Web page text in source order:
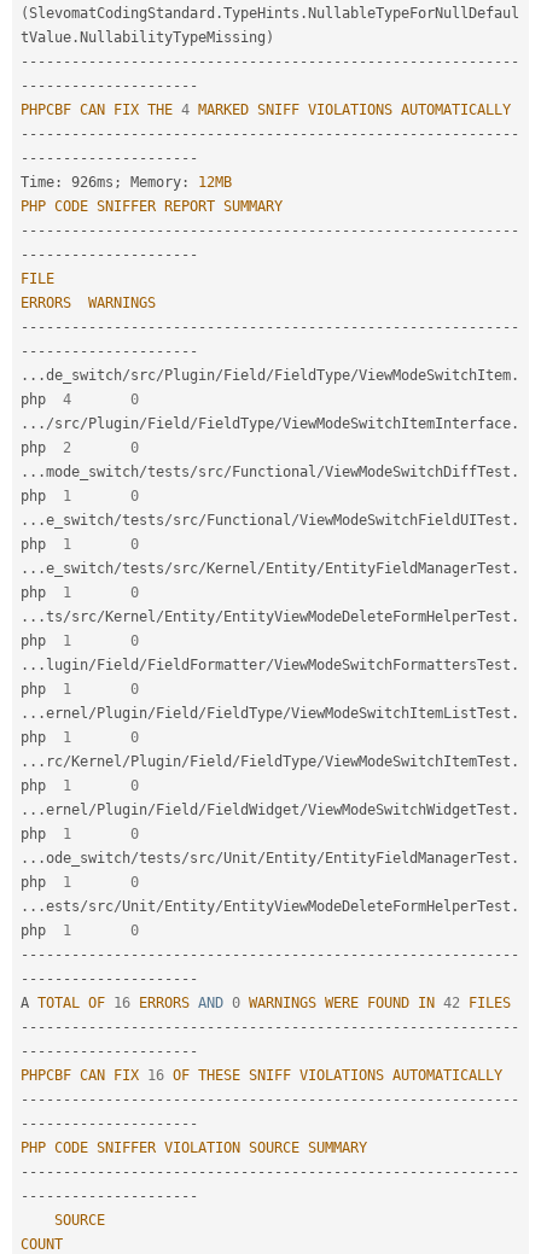
(SlevomatCodingStandard .TypeHints .NullableTypeForNullDefaul
tValue .NullabilityTypeMissing )
-- -- -- -- -- -- -- -- -- -- -- -- -- -- -- -- -- -- -- -- -- -- -- -- -- -- -- -- -- -
- -- -- -- -- -- -- -- -- -- --
PHPCBF CAN FIX THE 4 MARKED SNIFF VIOLATIONS AUTOMATICALLY
-- -- -- -- -- -- -- -- -- -- -- -- -- -- -- -- -- -- -- -- -- -- -- -- -- -- -- -- -- -
- -- -- -- -- -- -- -- -- -- --
Time : 926ms ; Memory :
12MB
PHP CODE SNIFFER REPORT SUMMARY
-- -- -- -- -- -- -- -- -- -- -- -- -- -- -- -- -- -- -- -- -- -- -- -- -- -- -- -- -- -
- -- -- -- -- -- -- -- -- -- --
FILE
ERRORS
WARNINGS
-- -- -- -- -- -- -- -- -- -- -- -- -- -- -- -- -- -- -- -- -- -- -- -- -- -- -- -- -- -
- -- -- -- -- -- -- -- -- -- --
. . .de_switch/src/Plugin/Field /FieldType/ViewModeSwitchItem .
php 4
0
. . . /src/Plugin/Field /FieldType/ViewModeSwitchItemInterface .
php 2
0
. . .mode_switch/tests/src/Functional /ViewModeSwitchDiffTest .
php 1
0
. . .e_switch/tests/src/Functional /ViewModeSwitchFieldUITest .
php 1
0
. . .e_switch/tests/src/Kernel /Entity/EntityFieldManagerTest .
php 1
0
. . .ts/src/Kernel /Entity/EntityViewModeDeleteFormHelperTest .
php 1
0
. . . lugin/Field /FieldFormatter/ViewModeSwitchFormattersTest .
php 1
0
. . .ernel /Plugin/Field /FieldType/ViewModeSwitchItemListTest .
php 1
0
. . . rc/Kernel /Plugin/Field /FieldType/ViewModeSwitchItemTest .
php 1
0
. . .ernel /Plugin/Field /FieldWidget/ViewModeSwitchWidgetTest .
php 1
0
. . .ode_switch/tests/src/Unit/Entity/EntityFieldManagerTest .
php 1
0
. . .ests/src/Unit/Entity/EntityViewModeDeleteFormHelperTest .
php 1
0
-- -- -- -- -- -- -- -- -- -- -- -- -- -- -- -- -- -- -- -- -- -- -- -- -- -- -- -- -- -
- -- -- -- -- -- -- -- -- -- --
A TOTAL OF 16 ERRORS AND 0 WARNINGS WERE FOUND IN 42
FILES
-- -- -- -- -- -- -- -- -- -- -- -- -- -- -- -- -- -- -- -- -- -- -- -- -- -- -- -- -- -
- -- -- -- -- -- -- -- -- -- --
PHPCBF CAN FIX 16 OF THESE SNIFF VIOLATIONS AUTOMATICALLY
-- -- -- -- -- -- -- -- -- -- -- -- -- -- -- -- -- -- -- -- -- -- -- -- -- -- -- -- -- -
- -- -- -- -- -- -- -- -- -- --
PHP CODE SNIFFER VIOLATION SOURCE SUMMARY
-- -- -- -- -- -- -- -- -- -- -- -- -- -- -- -- -- -- -- -- -- -- -- -- -- -- -- -- -- -
- -- -- -- -- -- -- -- -- -- --
SOURCE
COUNT